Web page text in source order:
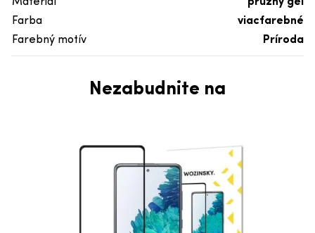
Farba
viacfarebné
Farebný motív
Príroda
Nezabudnite na